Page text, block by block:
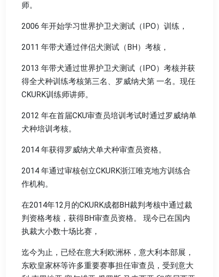
师。
2006 年开始学习世界护卫犬测试（IPO）训练，
2011 年带犬通过伴侣犬测试（BH）考核，
2013 年带犬通过世界护卫犬测试（IPO）考核并获
得全犬种训练考核第三名、罗威纳犬第 一名。现任
CKURK训练师讲师。
2012 年在首届CKU审查员培训考试时通过罗威纳单
犬种培训考核。
2014 年获得罗威纳犬单犬种审查员资格。
2014 年通过审核创立CKURK浙江唯克地方训练合
作机构。
在2014年12月的CKURK成都BH裁判考核中通过裁
判资格考核，获得BH审查员资格。 现今已在国内
执裁大小数十场比赛，
迄今为止，已经在意大利欧洲杯，意大利本部展，
东欧皇家杯等许多重要赛事担任审查员，受到意大